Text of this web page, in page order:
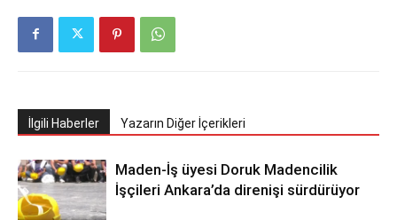
İlgili Haberler Yazarın Diğer İçerikleri
Maden-İş üyesi Doruk Madencilik
İşçileri Ankara’da direnişi sürdürüyor